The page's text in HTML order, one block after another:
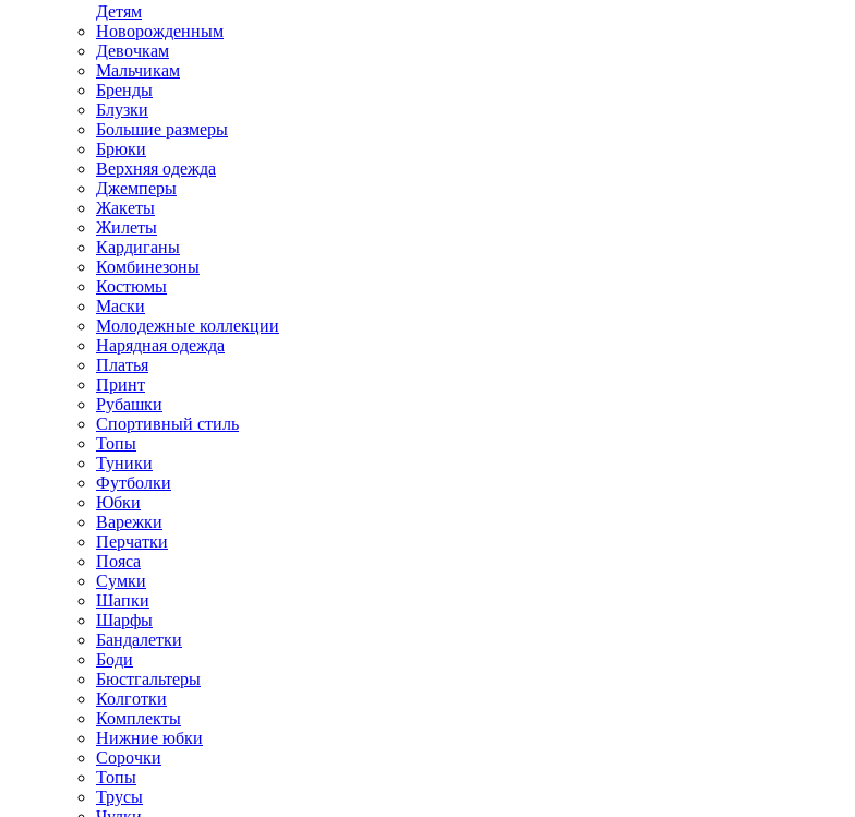
Детям
Новорожденным
Девочкам
Мальчикам
Бренды
Блузки
Большие размеры
Брюки
Верхняя одежда
Джемперы
Жакеты
Жилеты
Кардиганы
Комбинезоны
Костюмы
Маски
Молодежные коллекции
Нарядная одежда
Платья
Принт
Рубашки
Спортивный стиль
Топы
Туники
Футболки
Юбки
Варежки
Перчатки
Пояса
Сумки
Шапки
Шарфы
Бандалетки
Боди
Бюстгальтеры
Колготки
Комплекты
Нижние юбки
Сорочки
Топы
Трусы